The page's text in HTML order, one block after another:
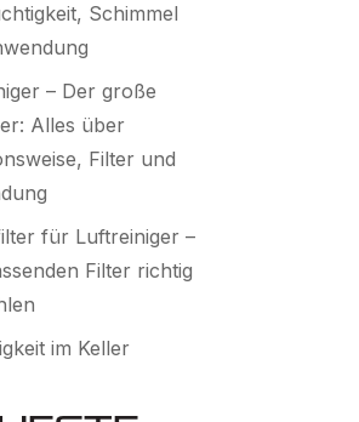
Schimmel
– Der große
Alles über
Filter und
für Luftreiniger –
Filter richtig
im Keller